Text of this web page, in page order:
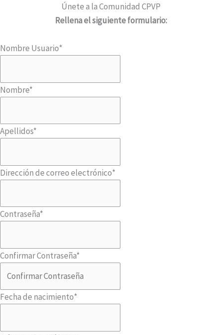
Únete a la Comunidad CPVP
Rellena el siguiente formulario:
Nombre Usuario*
Nombre*
Apellidos*
Dirección de correo electrónico*
Contraseña*
Confirmar Contraseña*
Fecha de nacimiento*